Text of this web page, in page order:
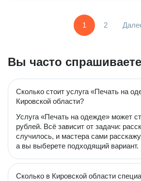
1 2
Вы часто спрашиваете
Сколько стоит услуга «Печать на
Кировской области?
Услуга «Печать на одежде» может
рублей. Всё зависит от задачи:
случилось, и мастера сами
а вы выберете подходящий вариант.
Сколько в Кировской области